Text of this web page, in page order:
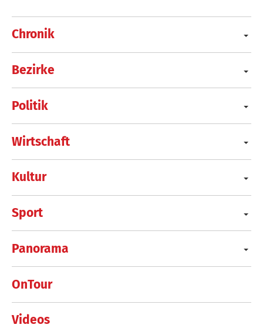
Chronik
Bezirke
Politik
Wirtschaft
Kultur
Sport
Panorama
OnTour
Videos